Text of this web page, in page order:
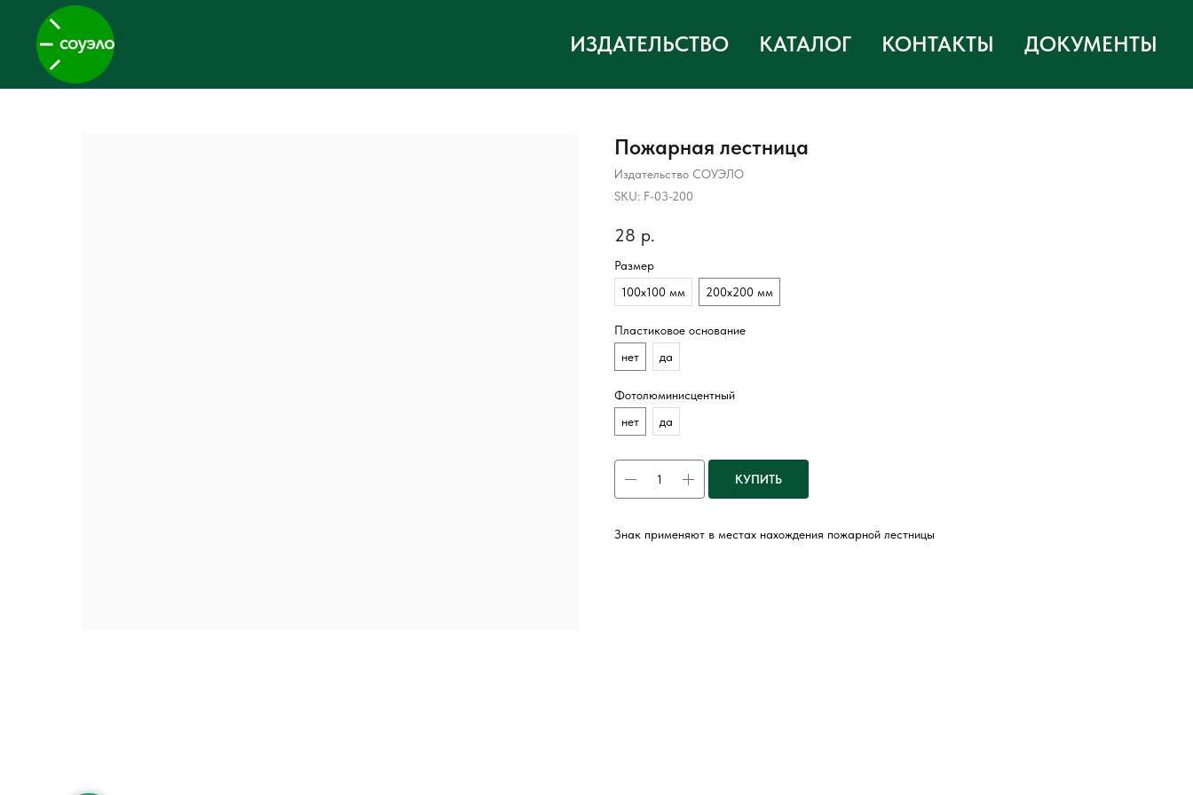
ИЗДАТЕЛЬСТВО КАТАЛОГ КОНТАКТЫ ДОКУМЕНТЫ
Пожарная лестница
Издательство СОУЭЛО
SKU: F-03-200
28 р.
Размер
100х100 мм
200х200 мм
Пластиковое основание
нет
да
Фотолюминисцентный
нет
да
КУПИТЬ
Знак применяют в местах нахождения пожарной лестницы